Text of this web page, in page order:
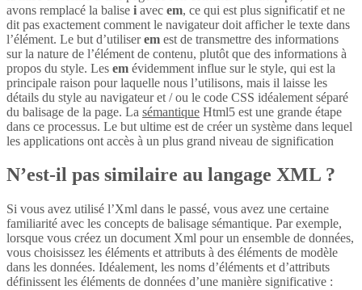
avons remplacé la balise i avec em, ce qui est plus significatif et ne
dit pas exactement comment le navigateur doit afficher le texte dans
l’élément. Le but d’utiliserem est de transmettre des informations
sur la nature de l’élément de contenu, plutôt que des informations à
propos du style. Les em évidemment influe sur le style, qui est la
principale raison pour laquelle nous l’utilisons, mais il laisse les
détails du style au navigateur et / ou le code CSS idéalement séparé
du balisage de la page. La sémantique Html5 est une grande étape
dans ce processus. Le but ultime est de créer un système dans lequel
les applications ont accès à un plus grand niveau de signification
N’est-il pas similaire au langage XML ?
Si vous avez utilisé l’Xml dans le passé, vous avez une certaine
familiarité avec les concepts de balisage sémantique. Par exemple,
lorsque vous créez un document Xml pour un ensemble de données,
vous choisissez les éléments et attributs à des éléments de modèle
dans les données. Idéalement, les noms d’éléments et d’attributs
définissent les éléments de données d’une manière significative :